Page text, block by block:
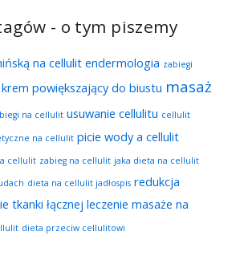
- o tym piszemy
na cellulit endermologia zabiegi
krem powiększający do biustu masaż
na cellulit usuwanie cellulitu cellulit
na cellulit picie wody a cellulit
cellulit zabieg na cellulit jaka dieta na cellulit
dieta na cellulit jadłospis redukcja
tkanki łącznej leczenie masaże na
dieta przeciw cellulitowi